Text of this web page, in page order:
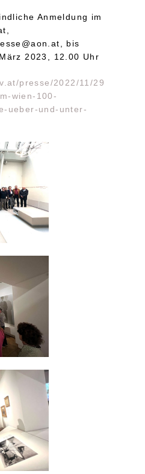
Anmeldung im
bis
2023, 12.00 Uhr
presse/2022/11/29
wien-100-
ueber-und-unter-